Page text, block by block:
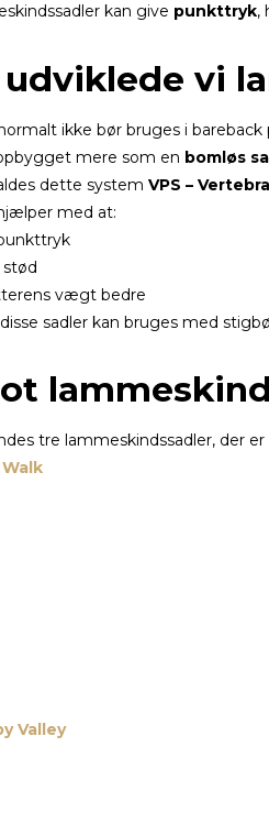
kan give punkttryk,
vi
ikke bør bruges i
mere som en bomløs
dette system VPS –
med at:
vægt bedre
sadler kan bruges med
tre lammeskindssadler, der
Valley